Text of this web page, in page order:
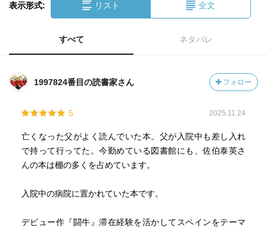
表示形式: リスト 全文
すべて ネタバレ
1997824番目の読書家さん フォロー
5 2025.11.24
亡くなった父がよく読んでいた本。父が入院中も差し入れ
で持って行ってた。今勤めている図書館にも、佐伯泰英さ
んの本は棚の多くを占めています。
入院中の病院に置かれていた本です。
デビュー作『闘牛』滞在経験を活かしてスペインをテーマ